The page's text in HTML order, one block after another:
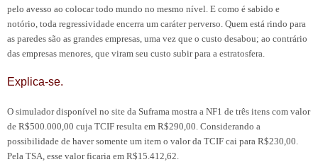
pelo avesso ao colocar todo mundo no mesmo nível. E como é sabido e
notório, toda regressividade encerra um caráter perverso. Quem está rindo para
as paredes são as grandes empresas, uma vez que o custo desabou; ao contrário
das empresas menores, que viram seu custo subir para a estratosfera.
Explica-se.
O simulador disponível no site da Suframa mostra a NF1 de três itens com valor
de R$500.000,00 cuja TCIF resulta em R$290,00. Considerando a
possibilidade de haver somente um item o valor da TCIF cai para R$230,00.
Pela TSA, esse valor ficaria em R$15.412,62.